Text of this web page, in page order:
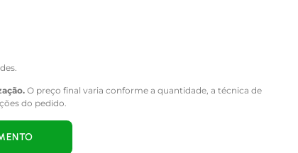
O preço final varia conforme a quantidade, a técnica de
do pedido.